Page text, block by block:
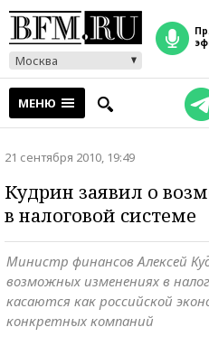
Москва
прямой
МЕНЮ
21 сентября 2010, 19:49
Кудрин заявил о
в налоговой системе
Министр финансов Алексей
возможных изменениях в
касаются как российской
конкретных компаний